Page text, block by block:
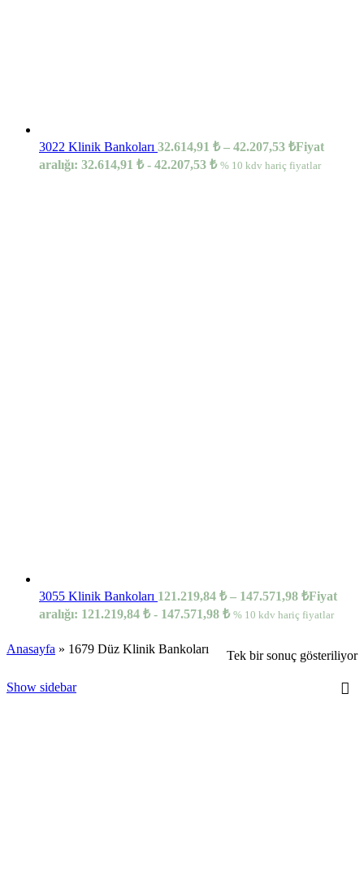
3022 Klinik Bankoları 32.614,91 ₺ – 42.207,53 ₺Fiyat
aralığı: 32.614,91 ₺ - 42.207,53 ₺ % 10 kdv hariç fiyatlar
3055 Klinik Bankoları 121.219,84 ₺ – 147.571,98 ₺Fiyat
aralığı: 121.219,84 ₺ - 147.571,98 ₺ % 10 kdv hariç fiyatlar
Anasayfa » 1679 Düz Klinik Bankoları Tek bir sonuç gösteriliyor
Show sidebar